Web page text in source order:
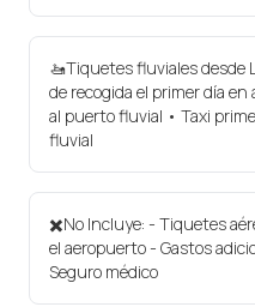
🚤Tiquetes fluviales desde
de recogida el primer día
al puerto fluvial • Taxi
fluvial
✖️No Incluye: - Tiquetes
el aeropuerto - Gastos
Seguro médico